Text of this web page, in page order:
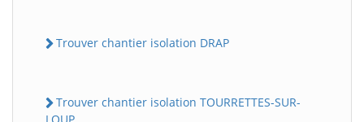
Trouver chantier isolation DRAP
Trouver chantier isolation TOURRETTES-SUR-